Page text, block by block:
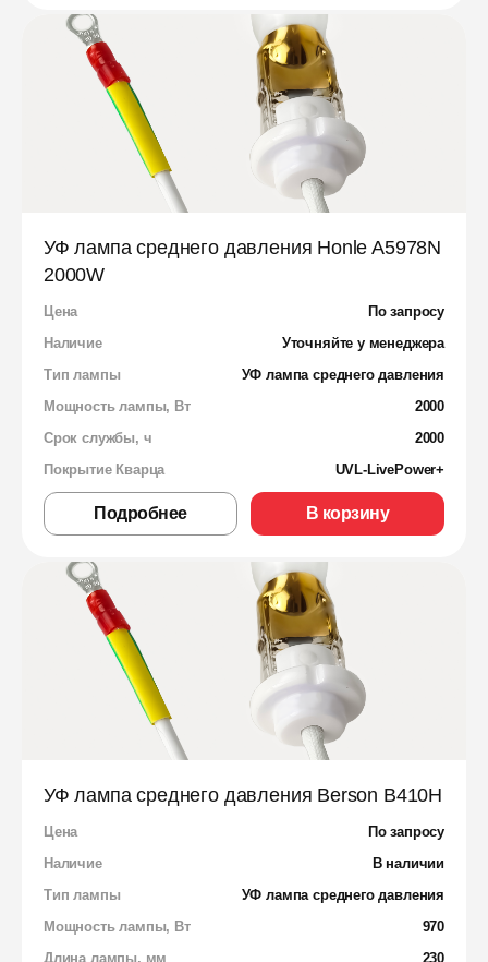
УФ лампа среднего давления Honle A5978N
2000W
Цена
По запросу
Наличие
Уточняйте у менеджера
Тип лампы
УФ лампа среднего давления
Мощность лампы, Вт
2000
Срок службы, ч
2000
Покрытие Кварца
UVL-LivePower+
Подробнее В корзину
УФ лампа среднего давления Berson B410H
Цена
По запросу
Наличие
В наличии
Тип лампы
УФ лампа среднего давления
Мощность лампы, Вт
970
Длина лампы, мм
230